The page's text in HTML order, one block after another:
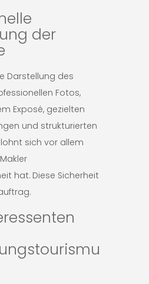
der
Darstellung des
Fotos,
Exposé, gezielten
und strukturierten
sich vor allem
hat. Diese Sicherheit